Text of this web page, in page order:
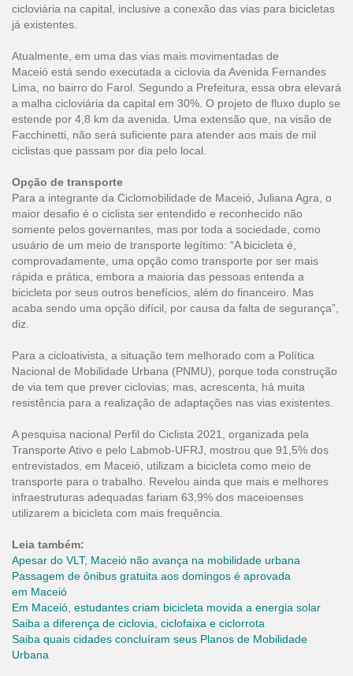
cicloviária na capital, inclusive a conexão das vias para bicicletas
já existentes.
Atualmente, em uma das vias mais movimentadas de
Maceió está sendo executada a ciclovia da Avenida Fernandes
Lima, no bairro do Farol. Segundo a Prefeitura, essa obra elevará
a malha cicloviária da capital em 30%. O projeto de fluxo duplo se
estende por 4,8 km da avenida. Uma extensão que, na visão de
Facchinetti, não será suficiente para atender aos mais de mil
ciclistas que passam por dia pelo local.
Opção de transporte
Para a integrante da Ciclomobilidade de Maceió, Juliana Agra, o
maior desafio é o ciclista ser entendido e reconhecido não
somente pelos governantes, mas por toda a sociedade, como
usuário de um meio de transporte legítimo: “A bicicleta é,
comprovadamente, uma opção como transporte por ser mais
rápida e prática, embora a maioria das pessoas entenda a
bicicleta por seus outros benefícios, além do financeiro. Mas
acaba sendo uma opção difícil, por causa da falta de segurança”,
diz.
Para a cicloativista, a situação tem melhorado com a Política
Nacional de Mobilidade Urbana (PNMU), porque toda construção
de via tem que prever ciclovias; mas, acrescenta, há muita
resistência para a realização de adaptações nas vias existentes.
A pesquisa nacional Perfil do Ciclista 2021, organizada pela
Transporte Ativo e pelo Labmob-UFRJ, mostrou que 91,5% dos
entrevistados, em Maceió, utilizam a bicicleta como meio de
transporte para o trabalho. Revelou ainda que mais e melhores
infraestruturas adequadas fariam 63,9% dos maceioenses
utilizarem a bicicleta com mais frequência.
Leia também:
Apesar do VLT, Maceió não avança na mobilidade urbana
Passagem de ônibus gratuita aos domingos é aprovada
em Maceió
Em Maceió, estudantes criam bicicleta movida a energia solar
Saiba a diferença de ciclovia, ciclofaixa e ciclorrota
Saiba quais cidades concluíram seus Planos de Mobilidade
Urbana